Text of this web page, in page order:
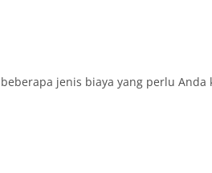
jenis biaya yang perlu Anda